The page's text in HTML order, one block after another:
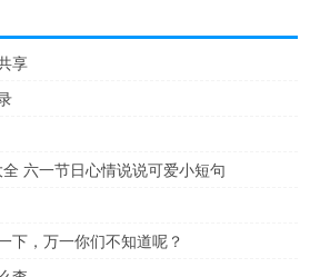
享
六一节日心情说说可爱小短句
下，万一你们不知道呢？